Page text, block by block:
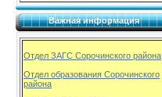
Важная информация
Отдел ЗАГС Сорочинского района
Отдел образования Сорочинского
района